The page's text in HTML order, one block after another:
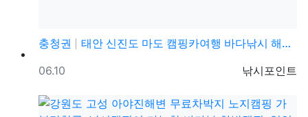
충청권
태안 신진도 마도 캠핑카여행 바다낚시 해루질 차박노지,…
등록자
낚시포인트
등록일
06.10